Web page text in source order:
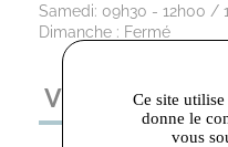
Samedi: 09h30 - 12h00 /
Dimanche : Fermé
VOUS AIMEREZ
Ce site
donne le
vous